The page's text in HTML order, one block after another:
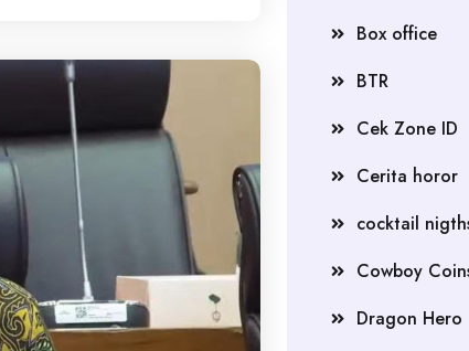
Box office
BTR
Cek Zone ID
Cerita horor
cocktail
Cowboy
Dragon Hero